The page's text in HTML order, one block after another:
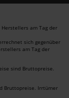
am Tag der
sich gegenüber
am Tag der
sind Bruttopreise.
Bruttopreise. Irrtümer